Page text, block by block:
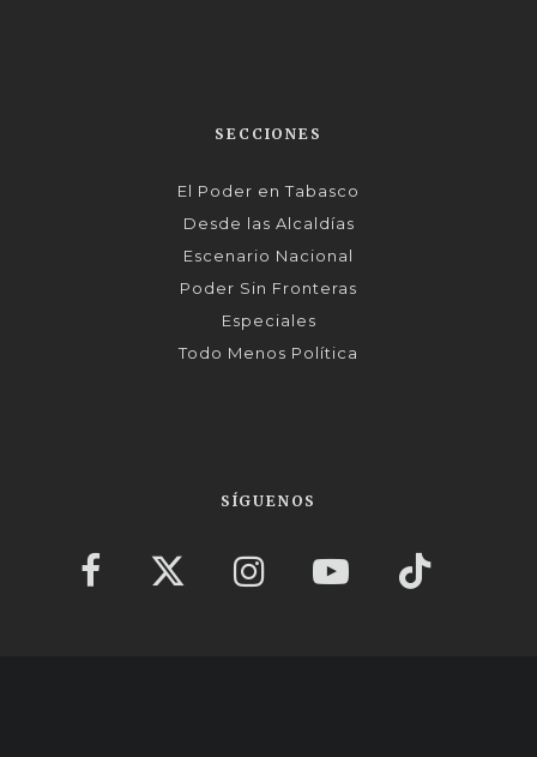
SECCIONES
El Poder en Tabasco
Desde las Alcaldías
Escenario Nacional
Poder Sin Fronteras
Especiales
Todo Menos Política
SÍGUENOS